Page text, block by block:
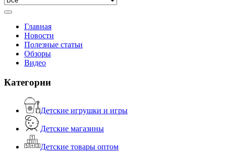
Главная
Новости
Полезные статьи
Обзоры
Видео
Категории
Детские игрушки и игры
Детские магазины
Детские товары оптом